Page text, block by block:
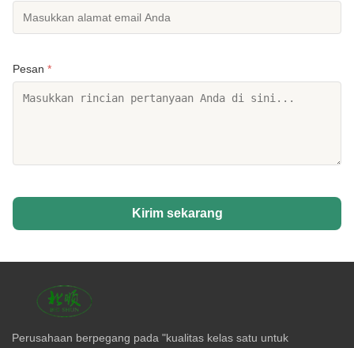
Pesan *
Kirim sekarang
Perusahaan berpegang pada "kualitas kelas satu untuk